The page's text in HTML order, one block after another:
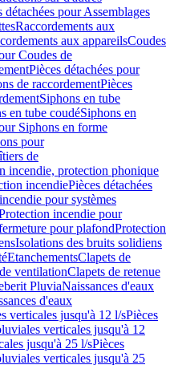
détachées pour Assemblages
Raccordements aux
aux appareilsCoudes
Coudes de
Pièces détachées pour
de raccordementPièces
Siphons en tube
en tube coudéSiphons en
Siphons en forme
pour
de
incendie, protection phonique
incendiePièces détachées
pour systèmes
incendie pour
pour plafondProtection
Isolations des bruits solidiens
EtanchementsClapets de
ventilationClapets de retenue
PluviaNaissances d'eaux
d'eaux
verticales jusqu'à 12 l/sPièces
verticales jusqu'à 12
jusqu'à 25 l/sPièces
verticales jusqu'à 25